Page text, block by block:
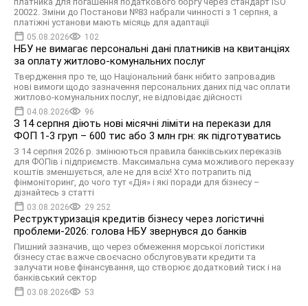
20022. Зміни до Постанови №83 набрали чинності з 1 серпня, а
платіжні установи мають місяць для адаптації
05.08.2026 102
НБУ не вимагає персональні дані платників на квитанціях
за оплату житлово-комунальних послуг
Твердження про те, що Національний банк нібито запровадив
нові вимоги щодо зазначення персональних даних під час оплати
житлово-комунальних послуг, не відповідає дійсності
04.08.2026 96
З 14 серпня діють нові місячні ліміти на перекази для
ФОП 1-3 груп – 600 тис або 3 млн грн: як підготуватись
З 14 серпня 2026 р. змінюються правила банківських переказів
для ФОПів і підприємств. Максимальна сума можливого переказу
коштів зменшується, але не для всіх! Хто потрапить під
фінмоніторинг, до чого тут «Дія» і які поради для бізнесу –
дізнайтесь з статті
03.08.2026 29 252
Реструктуризація кредитів бізнесу через логістичні
проблеми-2026: голова НБУ звернувся до банків
Пишний зазначив, що через обмеження морської логістики
бізнесу стає важче своєчасно обслуговувати кредити та
залучати нове фінансування, що створює додатковий тиск і на
банківський сектор
03.08.2026 53